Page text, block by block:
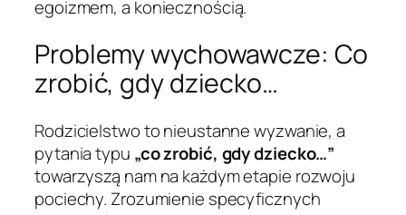
egoizmem, a koniecznością.
Problemy wychowawcze: Co
zrobić, gdy dziecko…
Rodzicielstwo to nieustanne wyzwanie, a
pytania typu „co zrobić, gdy dziecko…”
towarzyszą nam na każdym etapie rozwoju
pociechy. Zrozumienie specyficznych